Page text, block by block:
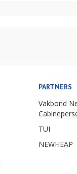
PARTNERS
Vakbond
TUI
NEWHEAP